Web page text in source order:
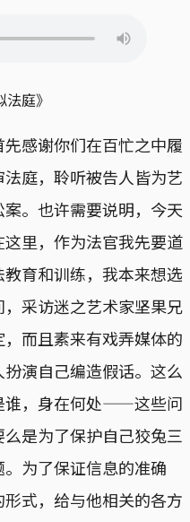
庭》
感谢你们在百忙之中履
庭，聆听被告人皆为艺
。也许需要说明，今天
里，作为法官我先要道
育和训练，我本来想选
采访迷之艺术家坚果兄
而且素来有戏弄媒体的
演自己编造假话。这么
谁，身在何处——这些问
是为了保护自己狡兔三
为了保证信息的准确
式，给与他相关的各方